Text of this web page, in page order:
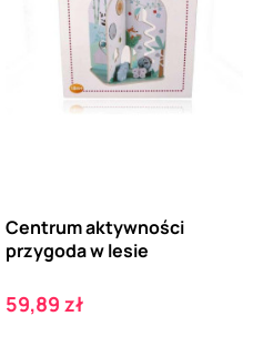
Centrum aktywności
przygoda w lesie
Cena
59,89 zł